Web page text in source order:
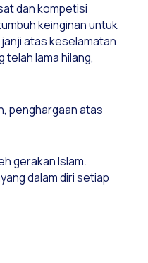
dan kompetisi
keinginan untuk
atas keselamatan
telah lama hilang,
penghargaan atas
gerakan Islam.
dalam diri setiap